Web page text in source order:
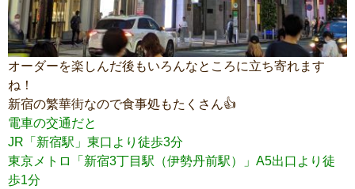
オーダーを楽しんだ後もいろんなところに立ち寄れます
ね！
新宿の繁華街なので食事処もたくさん👍
電車の交通だと
JR「新宿駅」東口より徒歩3分
東京メトロ「新宿3丁目駅（伊勢丹前駅）」A5出口より徒
歩1分